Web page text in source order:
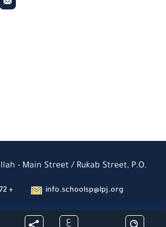
ع
- Main Street / Rukab Street, P.O.
+ info.schoolsp@lpj.org